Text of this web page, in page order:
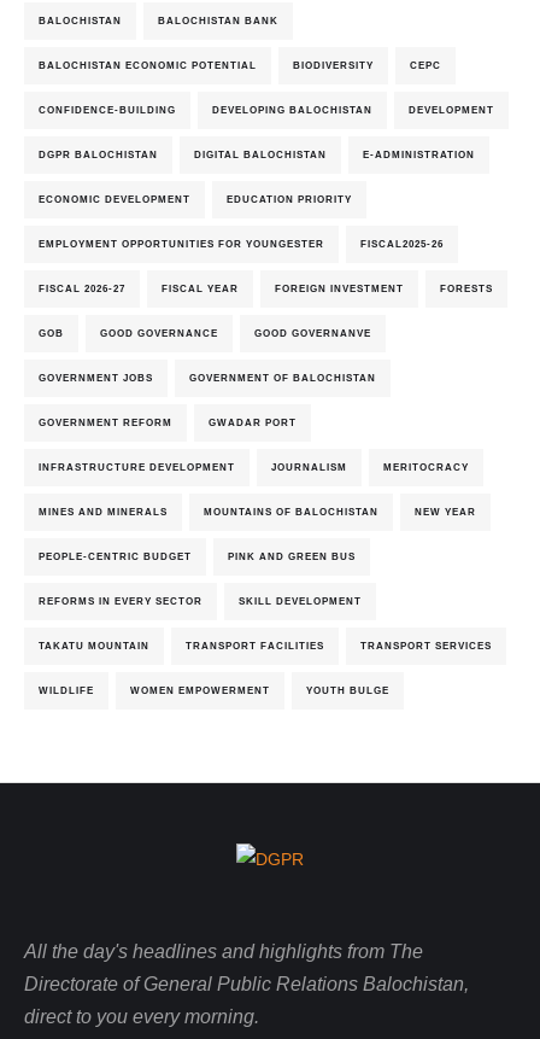
BALOCHISTAN BALOCHISTAN BANK
BALOCHISTAN ECONOMIC POTENTIAL BIODIVERSITY CEPC
CONFIDENCE-BUILDING DEVELOPING BALOCHISTAN DEVELOPMENT
DGPR BALOCHISTAN DIGITAL BALOCHISTAN E-ADMINISTRATION
ECONOMIC DEVELOPMENT EDUCATION PRIORITY
EMPLOYMENT OPPORTUNITIES FOR YOUNGESTER FISCAL2025-26
FISCAL 2026-27 FISCAL YEAR FOREIGN INVESTMENT FORESTS
GOB GOOD GOVERNANCE GOOD GOVERNANVE
GOVERNMENT JOBS GOVERNMENT OF BALOCHISTAN
GOVERNMENT REFORM GWADAR PORT
INFRASTRUCTURE DEVELOPMENT JOURNALISM MERITOCRACY
MINES AND MINERALS MOUNTAINS OF BALOCHISTAN NEW YEAR
PEOPLE-CENTRIC BUDGET PINK AND GREEN BUS
REFORMS IN EVERY SECTOR SKILL DEVELOPMENT
TAKATU MOUNTAIN TRANSPORT FACILITIES TRANSPORT SERVICES
WILDLIFE WOMEN EMPOWERMENT YOUTH BULGE
All the day's headlines and highlights from The
Directorate of General Public Relations Balochistan,
direct to you every morning.